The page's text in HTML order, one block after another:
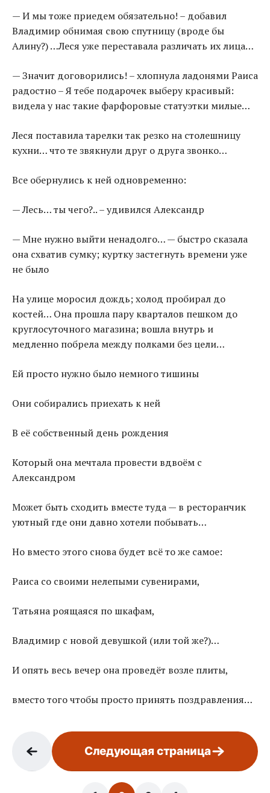
— И мы тоже приедем обязательно! – добавил
Владимир обнимая свою спутницу (вроде бы
Алину?) …Леся уже переставала различать их лица…
— Значит договорились! – хлопнула ладонями Раиса
радостно – Я тебе подарочек выберу красивый:
видела у нас такие фарфоровые статуэтки милые…
Леся поставила тарелки так резко на столешницу
кухни… что те звякнули друг о друга звонко…
Все обернулись к ней одновременно:
— Лесь… ты чего?.. – удивился Александр
— Мне нужно выйти ненадолго… — быстро сказала
она схватив сумку; куртку застегнуть времени уже
не было
На улице моросил дождь; холод пробирал до
костей… Она прошла пару кварталов пешком до
круглосуточного магазина; вошла внутрь и
медленно побрела между полками без цели…
Ей просто нужно было немного тишины
Они собирались приехать к ней
В её собственный день рождения
Который она мечтала провести вдвоём с
Александром
Может быть сходить вместе туда — в ресторанчик
уютный где они давно хотели побывать…
Но вместо этого снова будет всё то же самое:
Раиса со своими нелепыми сувенирами,
Татьяна роящаяся по шкафам,
Владимир с новой девушкой (или той же?)…
И опять весь вечер она проведёт возле плиты,
вместо того чтобы просто принять поздравления…
Следующая страница